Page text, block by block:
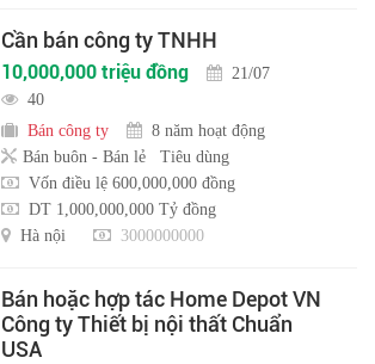
Cần bán công ty TNHH
10,000,000 triệu đồng
21/07
40
Bán công ty
8 năm hoạt động
Bán buôn - Bán lẻ
Tiêu dùng
Vốn điều lệ 600,000,000 đồng
DT 1,000,000,000 Tỷ đồng
Hà nội
3000000000
Bán hoặc hợp tác Home Depot VN
Công ty Thiết bị nội thất Chuẩn
USA